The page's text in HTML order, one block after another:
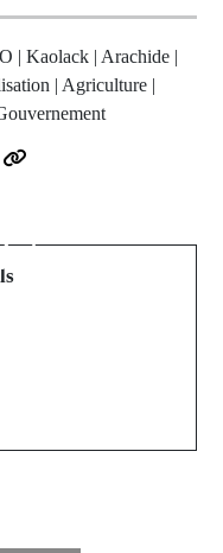
| Kaolack | Arachide |
| Agriculture |
?